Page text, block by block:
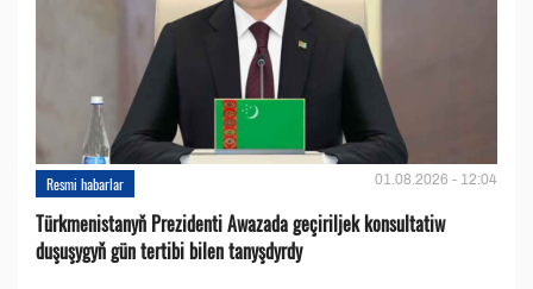
Resmi habarlar 01.08.2026 - 12:04
Türkmenistanyň Prezidenti Awazada geçiriljek konsultatiw
duşuşygyň gün tertibi bilen tanyşdyrdy